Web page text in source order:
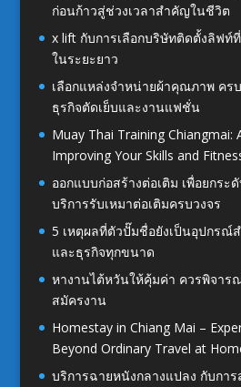
ก่อนก้าวสู่ช่วงเวลาสำคัญในชีวิต
x lift กับการเลือกบริษัทติดตั้งลิฟท์
ในระยะยาว
เลือกแหล่งจำหน่ายผ้าคุณภาพ คร
ธุรกิจตัดเย็บและงานแฟชั่น
Muay Thai Training Chiangmai:
Improving Your Skills and
ออกแบบก่อสร้างต่อเติม เพื่อยกระ
บริการรับเหมาต่อเติมครบวงจร
5 เหตุผลที่ตัวปั๊มชื่อยังเป็นอุปกร
และธุรกิจทุกขนาด
หางานไต้หวันให้คุ้มค่า ควรพิจาร
สมัครงาน
Homestay in Chiang Mai –
Beyond Ordinary Travel at
บริการฉายหนังกลางแปลง กับกา